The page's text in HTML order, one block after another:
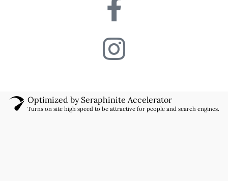
Optimized by Seraphinite Accelerator
Turns on site high speed to be attractive for people and search engines.